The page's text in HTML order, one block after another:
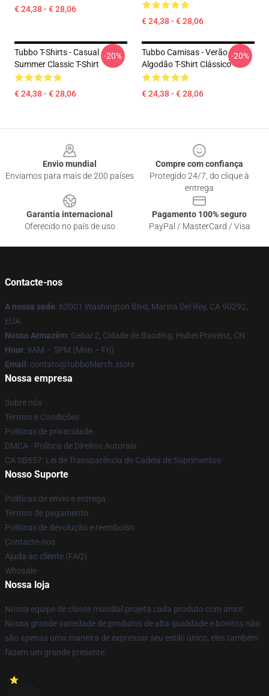
€ 24,38 - € 28,06
€ 24,38 - € 28,06
Tubbo T-Shirts - Casual
Summer Classic T-Shirt
€ 24,38 - € 28,06
-20%
Tubbo Camisas - Verão
Algodão T-Shirt Clássico
€ 24,38 - € 28,06
-20%
Envio mundial
Enviamos para mais de 200 países
Compre com confiança
Protegido 24/7, do clique à
entrega
Garantia internacional
Oferecido no país de uso
Pagamento 100% seguro
PayPal / MasterCard / Visa
Contacte-nos
A nossa sede: 63001 Washington Blvd, Marina Del Rey, CA 90292,
EUA
Nosso Armazém: Gebai 2, Cidade de Baoding, Hubei Provënz, CN
Hour: 9AM – 5PM (Mon – Fri)
Email : contato@tubboMerch.store
Nossa empresa
Sobre nós
Termos e Condições
Políticas de privacidade
DMCA - Política de Direitos Autorais
CA SB657: Lei de Transparência de Cadeia de Suprimentos
Nosso Suporte
Políticas de envio e entrega
Termos de pagamento
Políticas de devolução e reembolso
Contacte-nos
Ajuda ao cliente (FAQ)
Whosale
Nossa loja
Nossa equipe de classe mundial projeta cada produto com amor.
Nossa grande variedade de produtos de alta qualidade e bonitos não
são apenas uma maneira de expressar seu estilo único, eles também
fazem um grande presente.